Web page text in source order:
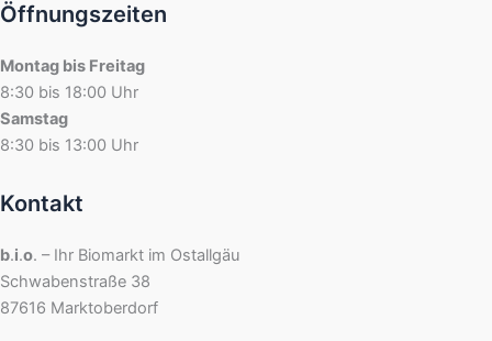
Öffnungszeiten
Montag bis Freitag
8:30 bis 18:00 Uhr
Samstag
8:30 bis 13:00 Uhr
Kontakt
b.i.o. – Ihr Biomarkt im Ostallgäu
Schwabenstraße 38
87616 Marktoberdorf